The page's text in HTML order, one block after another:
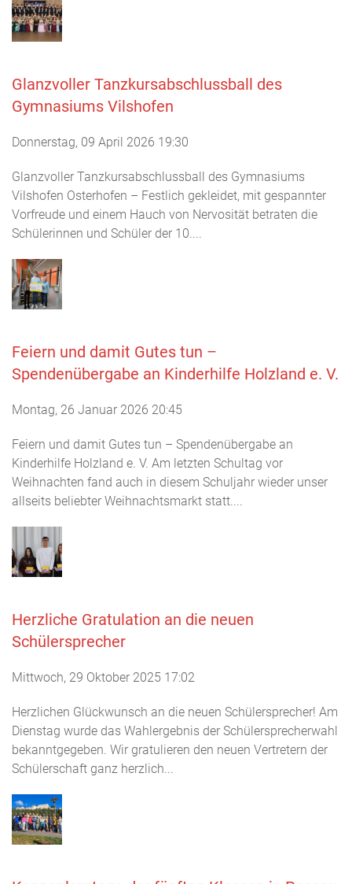
Glanzvoller Tanzkursabschlussball des
Gymnasiums Vilshofen
Donnerstag, 09 April 2026 19:30
Glanzvoller Tanzkursabschlussball des Gymnasiums
Vilshofen Osterhofen – Festlich gekleidet, mit gespannter
Vorfreude und einem Hauch von Nervosität betraten die
Schülerinnen und Schüler der 10....
Feiern und damit Gutes tun –
Spendenübergabe an Kinderhilfe Holzland e. V.
Montag, 26 Januar 2026 20:45
Feiern und damit Gutes tun – Spendenübergabe an
Kinderhilfe Holzland e. V. Am letzten Schultag vor
Weihnachten fand auch in diesem Schuljahr wieder unser
allseits beliebter Weihnachtsmarkt statt....
Herzliche Gratulation an die neuen
Schülersprecher
Mittwoch, 29 Oktober 2025 17:02
Herzlichen Glückwunsch an die neuen Schülersprecher! Am
Dienstag wurde das Wahlergebnis der Schülersprecherwahl
bekanntgegeben. Wir gratulieren den neuen Vertretern der
Schülerschaft ganz herzlich...